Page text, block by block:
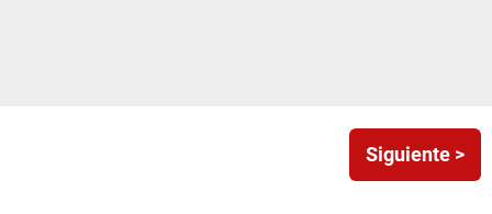
Siguiente >